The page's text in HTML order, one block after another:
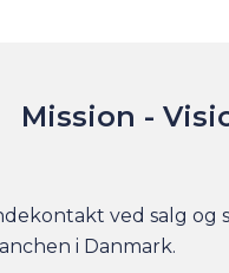
Mission -
ved salg og
i Danmark.